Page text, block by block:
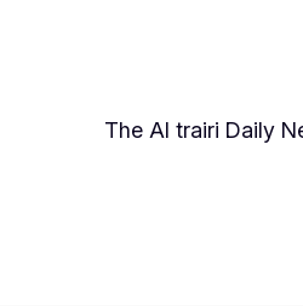
The Al trairi Daily